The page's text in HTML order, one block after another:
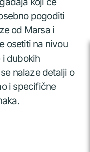
pogoditi
od Marsa i
osetiti na nivou
dubokih
nalaze detalji o
i specifične